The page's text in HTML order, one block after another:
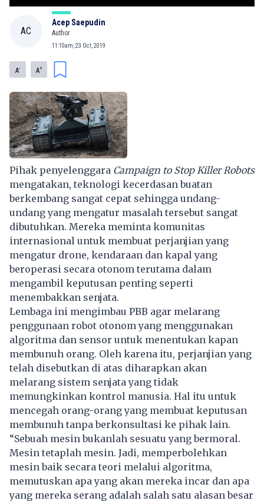
AC
Acep Saepudin
Author
11:10am, 23 Oct, 2019
A- A+
Pihak penyelenggara Campaign to Stop Killer Robots
mengatakan, teknologi kecerdasan buatan
berkembang sangat cepat sehingga undang-
undang yang mengatur masalah tersebut sangat
dibutuhkan. Mereka meminta komunitas
internasional untuk membuat perjanjian yang
mengatur drone, kendaraan dan kapal yang
beroperasi secara otonom terutama dalam
mengambil keputusan penting seperti
menembakkan senjata.
Lembaga ini mengimbau PBB agar melarang
penggunaan robot otonom yang menggunakan
algoritma dan sensor untuk menentukan kapan
membunuh orang. Oleh karena itu, perjanjian yang
telah disebutkan di atas diharapkan akan
melarang sistem senjata yang tidak
memungkinkan kontrol manusia. Hal itu untuk
mencegah orang-orang yang membuat keputusan
membunuh tanpa berkonsultasi ke pihak lain.
“Sebuah mesin bukanlah sesuatu yang bermoral.
Mesin tetaplah mesin. Jadi, memperbolehkan
mesin baik secara teori melalui algoritma,
memutuskan apa yang akan mereka incar dan apa
yang mereka serang adalah salah satu alasan besar